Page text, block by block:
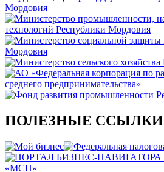
ПОЛЕЗНЫЕ ССЫЛКИ